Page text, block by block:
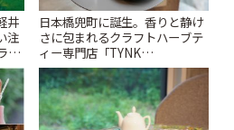
井
注
リ
日本橋兜町に誕生。香りと静け
さに包まれるクラフトハーブテ
ィー専門店「TYNK
Kabutocho」 | ことりっぷ